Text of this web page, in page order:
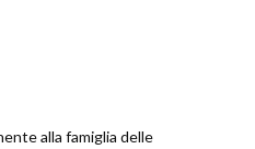
alla famiglia delle